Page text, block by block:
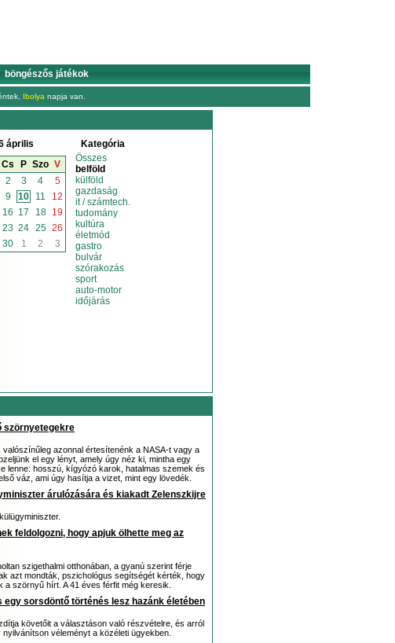
böngészős játékok
Ibolya napja van.
április
Cs P Szo V
2 3 4
5
9 10 11
12
16 17 18
19
23 24 25 26
30 1 2 3
Kategória
Összes
belföld
külföld
gazdaság
it / számtech.
tudomány
kultúra
életmód
gastro
bulvár
szórakozás
sport
auto-motor
időjárás
szörnyetegekre
azonnal értesítenénk a NASA-t vagy a
el egy lényt, amely úgy néz ki, mintha egy
lenne: hosszú, kígyózó karok, hatalmas szemek és
váz, ami úgy hasítja a vizet, mint egy lövedék.
árulózására és kiakadt Zelenszkijre
feldolgozni, hogy apjuk ölhette meg az
szigethalmi otthonában, a gyanú szerint férje
azt mondták, pszichológus segítségét kérték, hogy
a szörnyű hírt. A 41 éves férfit még keresik.
sorsdöntő történés lesz hazánk életében
követőit a választáson való részvételre, és arról
véleményt a közéleti ügyekben.